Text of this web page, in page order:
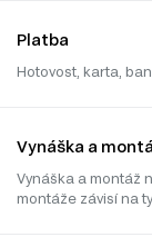
Platba
Hotovost, karta,
Vynáška a
Vynáška a montáž
montáže závisí na